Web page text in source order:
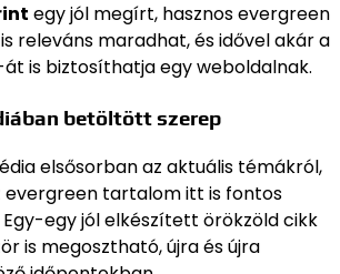
egy jól megírt, hasznos evergreen
releváns maradhat, és idővel akár a
is biztosíthatja egy weboldalnak.
betöltött szerep
elsősorban az aktuális témákról,
evergreen tartalom itt is fontos
egy jól elkészített örökzöld cikk
is megosztható, újra és újra